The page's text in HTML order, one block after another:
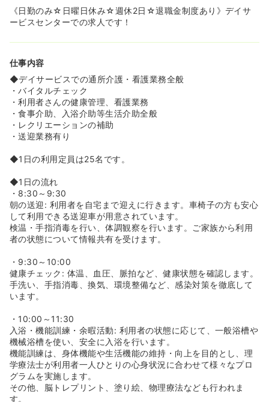
≪利用者様と深く関わり成長できる≫
レクリエーション補助まで幅広く担当！
性化に貢献できます！
≪アクセス抜群！快適な通勤環境≫
◆別府駅から徒歩15分圏内とアクセス良好！
◆マイカー通勤も可能で、駐車場も完備されており、スト
レスなく通えます。
《日勤のみ☆日曜日休み☆週休2日☆退職金制度あり》デイサ
ービスセンターでの求人です！
仕事内容
◆デイサービスでの通所介護・看護業務全般
・バイタルチェック
・利用者さんの健康管理、看護業務
・食事介助、入浴介助等生活介助全般
・レクリエーションの補助
・送迎業務有り
◆1日の利用定員は25名です。
◆1日の流れ
・8:30～9:30
朝の送迎: 利用者を自宅まで迎えに行きます。車椅子の方も安心
して利用できる送迎車が用意されています。
検温・手指消毒を行い、体調観察を行います。ご家族から利用
者の状態について情報共有を受けます。
・9:30～10:00
健康チェック: 体温、血圧、脈拍など、健康状態を確認します。
手洗い、手指消毒、換気、環境整備など、感染対策を徹底して
います。
・10:00～11:30
入浴・機能訓練・余暇活動: 利用者の状態に応じて、一般浴槽や
機械浴槽を使い、安全に入浴を行います。
機能訓練は、身体機能や生活機能の維持・向上を目的とし、理
学療法士が利用者一人ひとりの心身状況に合わせて様々なプロ
グラムを実施します。
その他、脳トレプリント、塗り絵、物理療法なども行われま
す。